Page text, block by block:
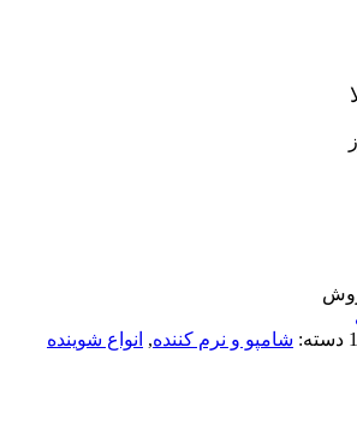
دسته: شامپو و نرم کننده, انواع شوینده